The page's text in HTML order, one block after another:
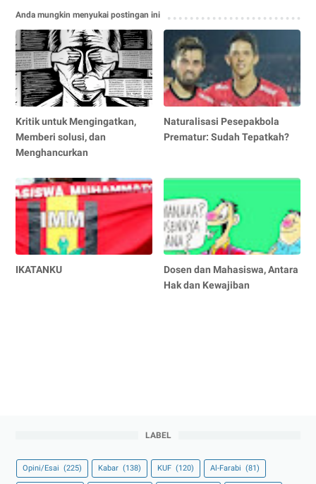
Anda mungkin menyukai postingan ini
Kritik untuk Mengingatkan,
Memberi solusi, dan
Menghancurkan
Naturalisasi Pesepakbola
Prematur: Sudah Tepatkah?
IKATANKU
Dosen dan Mahasiswa, Antara
Hak dan Kewajiban
LABEL
Opini/Esai (225) Kabar (138) KUF (120) Al-Farabi (81)